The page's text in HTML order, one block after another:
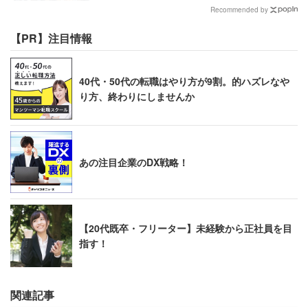
Recommended by
【PR】注目情報
40代・50代の転職はやり方が9割。的ハズレなや
り方、終わりにしませんか
あの注目企業のDX戦略！
【20代既卒・フリーター】未経験から正社員を目
指す！
関連記事